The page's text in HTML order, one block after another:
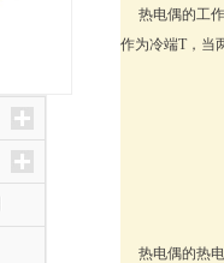
热电偶的工作
作为冷端T，当
热电偶的热电